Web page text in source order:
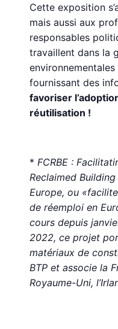
Cette exposition
mais aussi aux
responsables
travaillent dans la
fournissant des
favoriser
réutilisation !
* FCRBE :
Reclaimed
Europe, ou
de réemploi en
cours depuis
2022, ce projet
matériaux de
BTP et associe la
Royaume-Uni,